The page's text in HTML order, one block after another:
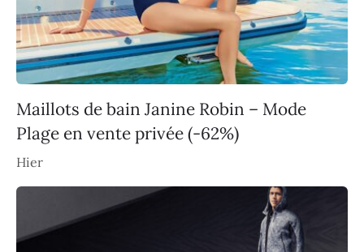
Maillots de bain Janine Robin – Mode
Plage en vente privée (-62%)
Hier